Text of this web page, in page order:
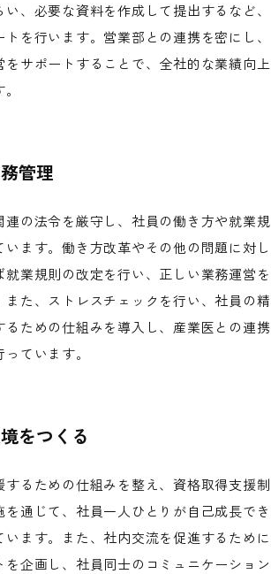
、必要な資料を作成して提出するなど、
を行います。営業部との連携を密にし、
サポートすることで、全社的な業績向上
管理
連の法令を厳守し、社員の働き方や就業規
います。働き方改革やその他の問題に対し
就業規則の改定を行い、正しい業務運営を
また、ストレスチェックを行い、社員の精
るための仕組みを導入し、産業医との連携
ています。
をつくる
するための仕組みを整え、資格取得支援制
を通じて、社員一人ひとりが自己成長でき
います。また、社内交流を促進するために
企画し、社員同士のコミュニケーション